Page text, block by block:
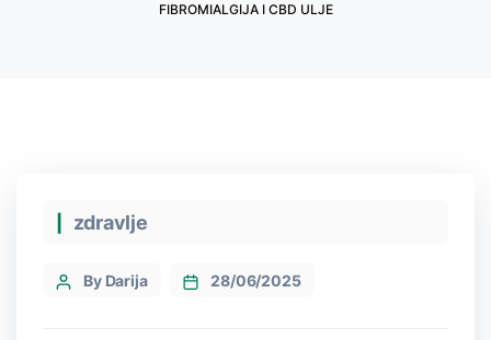
FIBROMIALGIJA I CBD ULJE
zdravlje
By Darija 28/06/2025